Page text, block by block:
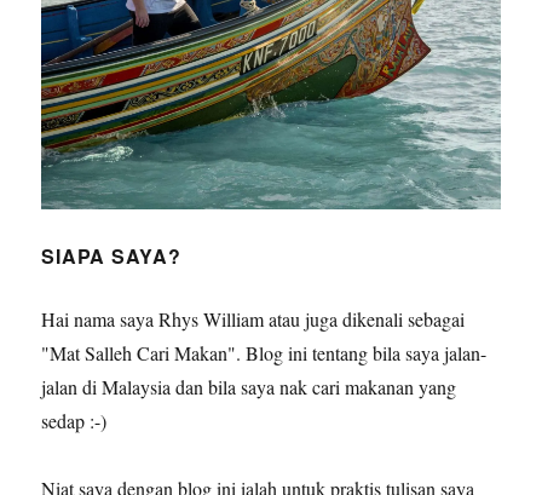
SIAPA SAYA?
Hai nama saya Rhys William atau juga dikenali sebagai
"Mat Salleh Cari Makan". Blog ini tentang bila saya jalan-
jalan di Malaysia dan bila saya nak cari makanan yang
sedap :-)
Niat saya dengan blog ini ialah untuk praktis tulisan saya